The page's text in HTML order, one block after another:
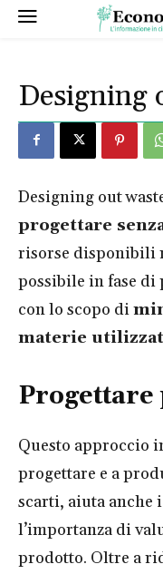
Designing
Designing out
progettare
risorse disponibili
possibile in fase
con lo scopo di
materie
Questo approccio
progettare e a
scarti, aiuta anche
l’importanza di
prodotto. Oltre a